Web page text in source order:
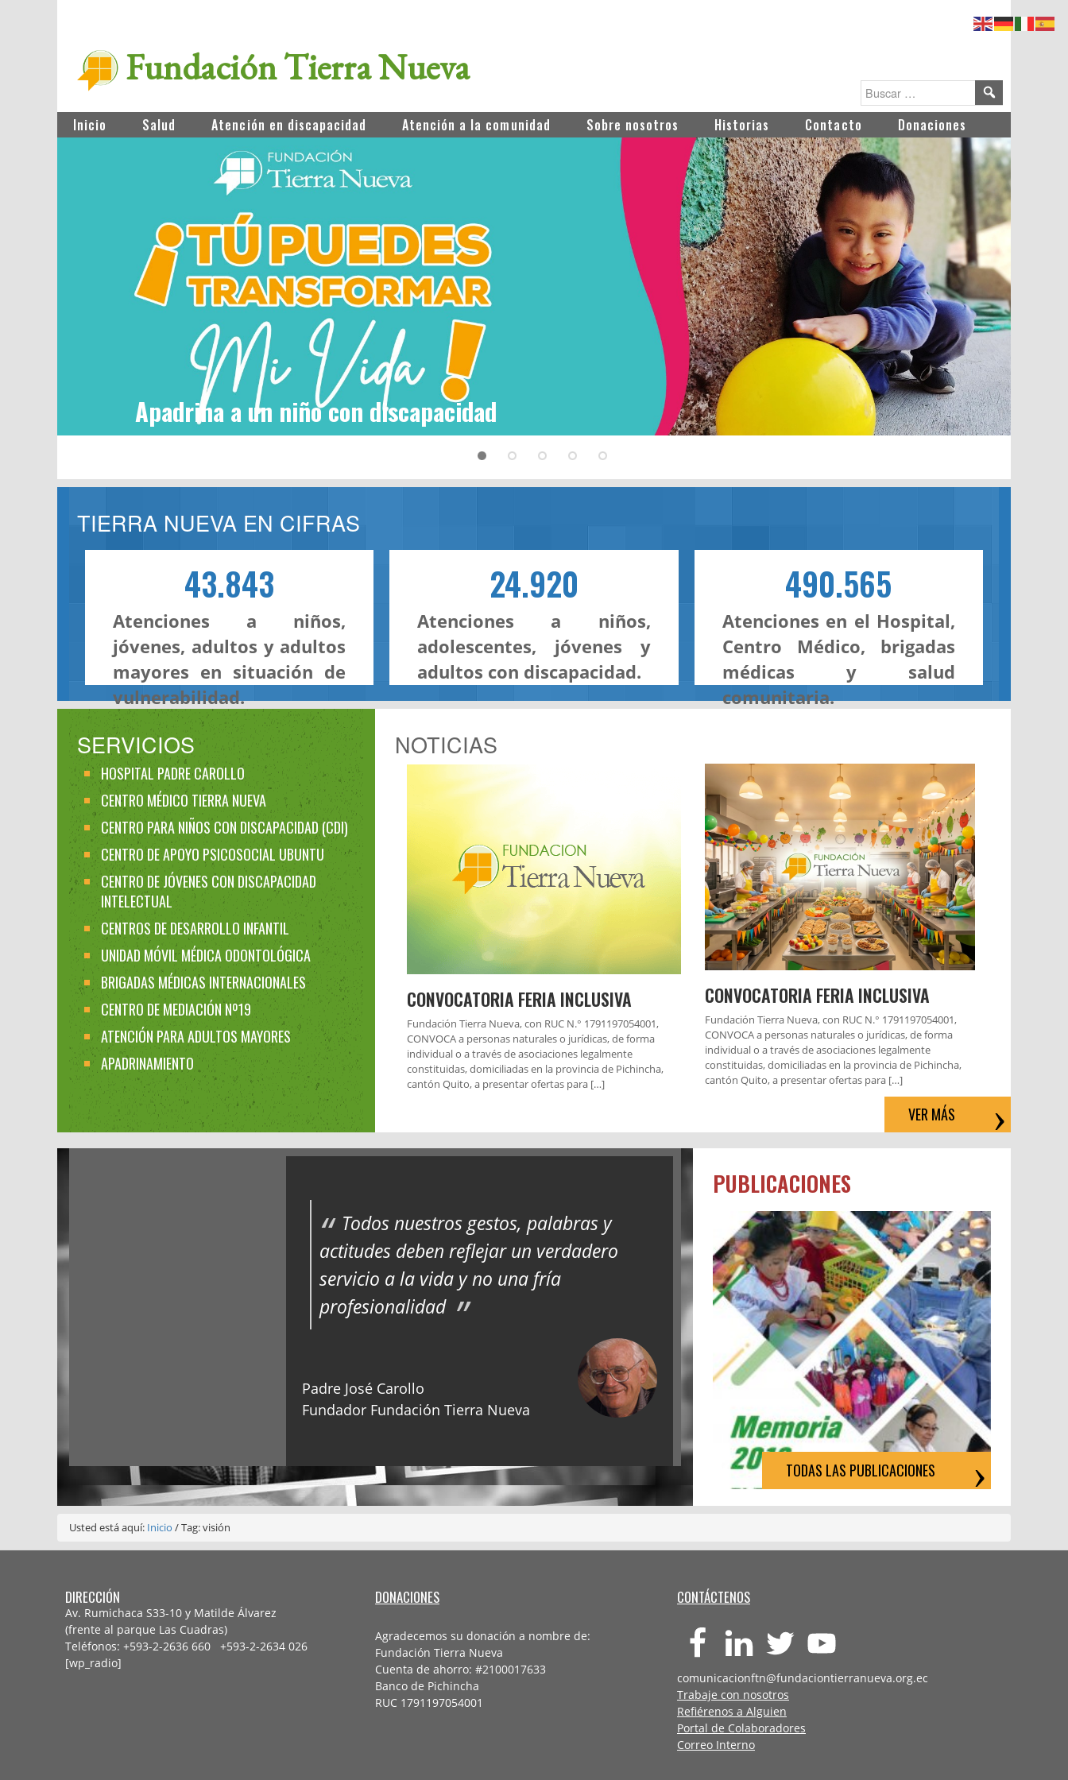
Fundación Tierra Nueva
Inicio Salud Atención en discapacidad Atención a la comunidad Sobre nosotros Historias Contacto Donaciones
Apadrina a un niño con discapacidad
TIERRA NUEVA EN CIFRAS
43.843
Atenciones a niños,
jóvenes, adultos y adultos
mayores en situación de
vulnerabilidad.
24.920
Atenciones a niños,
adolescentes, jóvenes y
adultos con discapacidad.
490.565
Atenciones en el Hospital,
Centro Médico, brigadas
médicas y salud
comunitaria.
SERVICIOS
HOSPITAL PADRE CAROLLO
CENTRO MÉDICO TIERRA NUEVA
CENTRO PARA NIÑOS CON DISCAPACIDAD (CDI)
CENTRO DE APOYO PSICOSOCIAL UBUNTU
CENTRO DE JÓVENES CON DISCAPACIDAD
INTELECTUAL
CENTROS DE DESARROLLO INFANTIL
UNIDAD MÓVIL MÉDICA ODONTOLÓGICA
BRIGADAS MÉDICAS INTERNACIONALES
CENTRO DE MEDIACIÓN Nº19
ATENCIÓN PARA ADULTOS MAYORES
APADRINAMIENTO
NOTICIAS
CONVOCATORIA FERIA INCLUSIVA
Fundación Tierra Nueva, con RUC N.° 1791197054001,
CONVOCA a personas naturales o jurídicas, de forma
individual o a través de asociaciones legalmente
constituidas, domiciliadas en la provincia de Pichincha,
cantón Quito, a presentar ofertas para […]
CONVOCATORIA FERIA INCLUSIVA
Fundación Tierra Nueva, con RUC N.° 1791197054001,
CONVOCA a personas naturales o jurídicas, de forma
individual o a través de asociaciones legalmente
constituidas, domiciliadas en la provincia de Pichincha,
cantón Quito, a presentar ofertas para […]
VER MÁS
Todos nuestros gestos, palabras y
actitudes deben reflejar un verdadero
servicio a la vida y no una fría
profesionalidad
Padre José Carollo
Fundador Fundación Tierra Nueva
PUBLICACIONES
TODAS LAS PUBLICACIONES
Usted está aquí: Inicio /Tag: visión
DIRECCIÓN
Av. Rumichaca S33-10 y Matilde Álvarez
(frente al parque Las Cuadras)
Teléfonos: +593-2-2636 660 +593-2-2634 026
[wp_radio]
DONACIONES
Agradecemos su donación a nombre de:
Fundación Tierra Nueva
Cuenta de ahorro: #2100017633
Banco de Pichincha
RUC 1791197054001
CONTÁCTENOS
comunicacionftn@fundaciontierranueva.org.ec
Trabaje con nosotros
Refiérenos a Alguien
Portal de Colaboradores
Correo Interno